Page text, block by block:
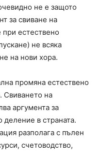
не е защото
за свиване на
естествено
не всяка
на нови хора.
промяна естествено
Свиването на
аргумента за
деление в страната.
разполага с пълен
счетоводство,